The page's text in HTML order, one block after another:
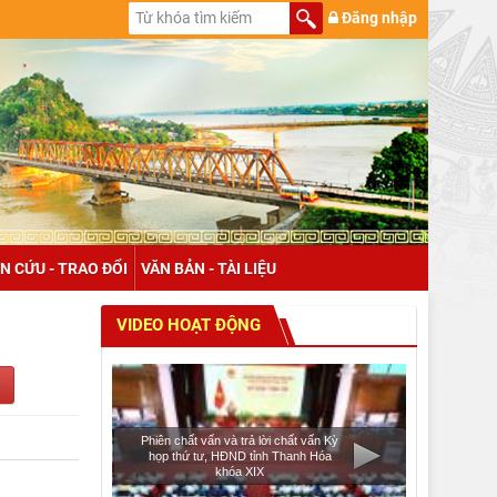
Đăng nhập
CỨU - TRAO ĐỔI VĂN BẢN - TÀI LIỆU
VIDEO HOẠT ĐỘNG
Phiên chất vấn và trả lời chất vấn Kỳ
họp thứ tư, HĐND tỉnh Thanh Hóa
khóa XIX